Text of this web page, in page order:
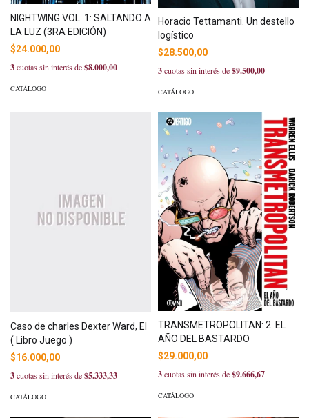
NIGHTWING VOL. 1: SALTANDO A
LA LUZ (3RA EDICIÓN)
$24.000,00
3cuotas sin interés de$8.000,00
CATÁLOGO
Horacio Tettamanti. Un destello
logístico
$28.500,00
3cuotas sin interés de$9.500,00
CATÁLOGO
Caso de charles Dexter Ward, El
( Libro Juego )
$16.000,00
3cuotas sin interés de$5.333,33
CATÁLOGO
TRANSMETROPOLITAN: 2. EL
AÑO DEL BASTARDO
$29.000,00
3cuotas sin interés de$9.666,67
CATÁLOGO